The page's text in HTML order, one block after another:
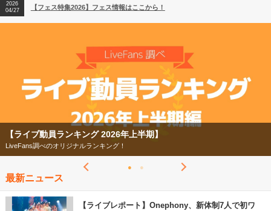
2026
04/27
【フェス特集2026】フェス情報はここから！
2026
【フェス特集2026】
今年もフェスの季節がやってきた！
最新ニュース
【ライブレポート】Onephony、新体制7人で初ワ